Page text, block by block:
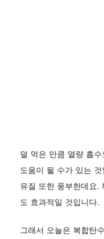
덜 먹은 만큼 열량 흡
도움이 될 수가 있는
유질 또한 풍부한데요.
도 효과적일 것입니다.
그래서 오늘은 복합탄